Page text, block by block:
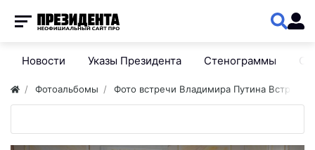
Новости Указы Президента Стенограммы
Фотоальбомы Фото встречи Владимира Путина Встреча